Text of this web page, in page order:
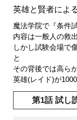
英雄と賢者によ
魔法学院で『条件
内容は一般人の救
しかし試験会場で
と
その背後では高ら
英雄(レイド)が
第1話 試し